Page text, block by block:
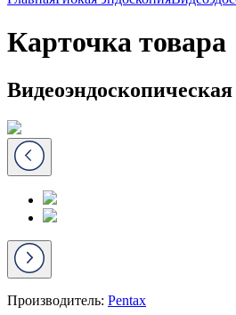
Карточка товара
Производитель: Pentax